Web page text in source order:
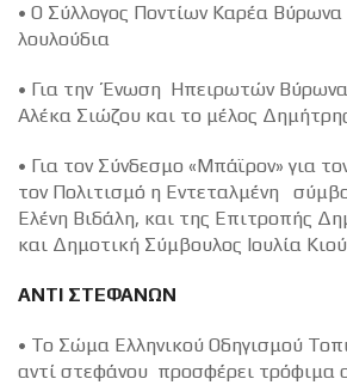
• Ο Σύλλογος Ποντίων Καρέα Βύρωνα
λουλούδια
• Για την Ένωση Ηπειρωτών
Αλέκα Σιώζου και το μέλος
• Για τον Σύνδεσμο «Μπάϊρον» για
τον Πολιτισμό η Εντεταλμένη
Ελένη Βιδάλη, και της Επιτροπής
και Δημοτική Σύμβουλος Ιουλία
ΑΝΤΙ ΣΤΕΦΑΝΩΝ
• Το Σώμα Ελληνικού Οδηγισμού
αντί στεφάνου προσφέρει τρόφιμα